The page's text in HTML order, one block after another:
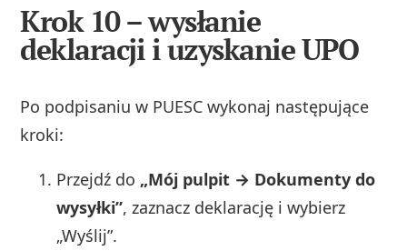
Krok 10 – wysłanie
deklaracji i uzyskanie UPO
Po podpisaniu w PUESC wykonaj następujące
kroki:
Przejdź do „Mój pulpit → Dokumenty do
wysyłki”, zaznacz deklarację i wybierz
„Wyślij”.